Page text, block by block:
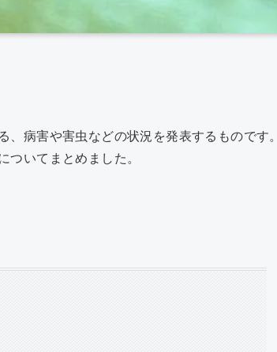
、病害や害虫などの状況を発表するものです。
ついてまとめました。